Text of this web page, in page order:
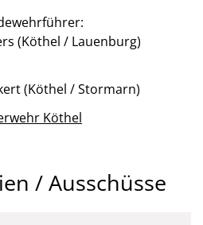
(Köthel / Lauenburg)
/ Stormarn)
Köthel
/ Ausschüsse